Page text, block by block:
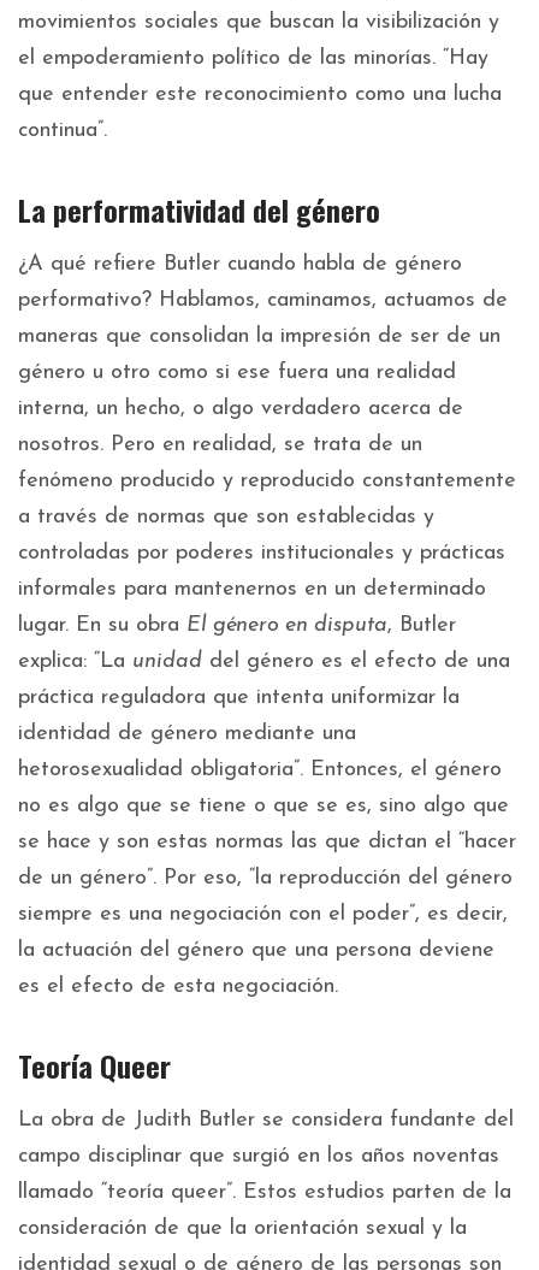
movimientos sociales que buscan la visibilización y
el empoderamiento político de las minorías. “Hay
que entender este reconocimiento como una lucha
continua”.
La performatividad del género
¿A qué refiere Butler cuando habla de género
performativo? Hablamos, caminamos, actuamos de
maneras que consolidan la impresión de ser de un
género u otro como si ese fuera una realidad
interna, un hecho, o algo verdadero acerca de
nosotros. Pero en realidad, se trata de un
fenómeno producido y reproducido constantemente
a través de normas que son establecidas y
controladas por poderes institucionales y prácticas
informales para mantenernos en un determinado
lugar. En su obra El género en disputa, Butler
explica: “La unidad del género es el efecto de una
práctica reguladora que intenta uniformizar la
identidad de género mediante una
hetorosexualidad obligatoria”. Entonces, el género
no es algo que se tiene o que se es, sino algo que
se hace y son estas normas las que dictan el “hacer
de un género”. Por eso, “la reproducción del género
siempre es una negociación con el poder”, es decir,
la actuación del género que una persona deviene
es el efecto de esta negociación.
Teoría Queer
La obra de Judith Butler se considera fundante del
campo disciplinar que surgió en los años noventas
llamado “teoría queer”. Estos estudios parten de la
consideración de que la orientación sexual y la
identidad sexual o de género de las personas son